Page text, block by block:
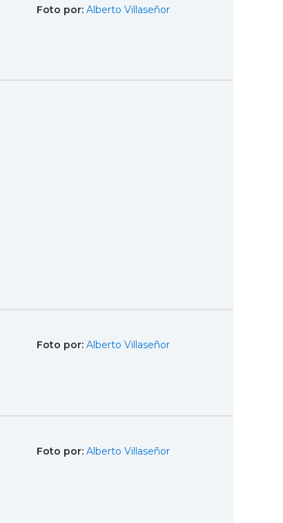
Foto por: Alberto Villaseñor
Foto por: Alberto Villaseñor
Foto por: Alberto Villaseñor